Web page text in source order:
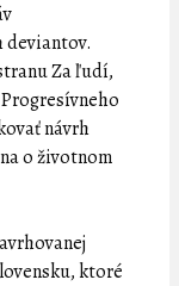
deviantov.
Za ľudí,
návrh
o životnom
ktoré